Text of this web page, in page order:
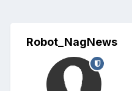
Robot_NagNews